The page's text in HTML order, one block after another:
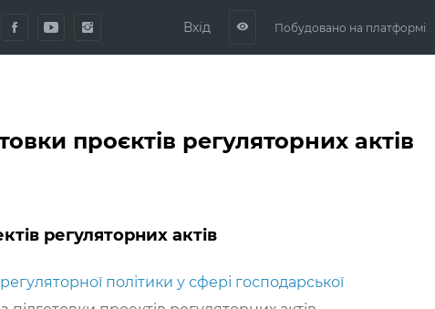
Вхід visibility Побудовано на платформі
проєктів регуляторних актів
регуляторних актів
політики у сфері господарської